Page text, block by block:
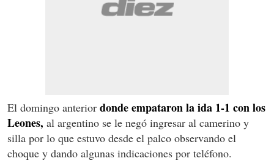
El domingo anterior donde empataron la ida 1-1 con los
Leones, al argentino se le negó ingresar al camerino y
silla por lo que estuvo desde el palco observando el
choque y dando algunas indicaciones por teléfono.